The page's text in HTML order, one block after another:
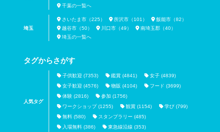
千葉の一覧へ
埼玉
さいたま市（225） 所沢市（101）
飯能市（82）
越谷市（50）
川口市（49）
南埼玉郡（40）
埼玉の一覧へ
タグからさがす
人気タグ
子供歓迎 (7353) 鑑賞 (4841)
女子 (4839)
女子歓迎 (4576)
物販 (4104)
フード (3699)
体験 (2816)
参加 (1756)
ワークショップ (1255)
観賞 (1154)
学び (799)
無料 (580)
スタンプラリー (485)
入場無料 (386)
東急線沿線 (353)